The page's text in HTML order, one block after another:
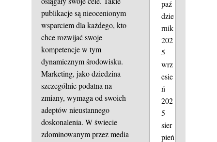
publikacje są nieocenionym
wsparciem dla każdego, kto
chce rozwijać swoje
kompetencje w tym
dynamicznym środowisku.
Marketing, jako dziedzina
szczególnie podatna na
zmiany, wymaga od swoich
adeptów nieustannego
doskonalenia. W świecie
zdominowanym przez media
paź
dzie
rnik
202
5
wrz
esie
ń
202
5
sier
pień